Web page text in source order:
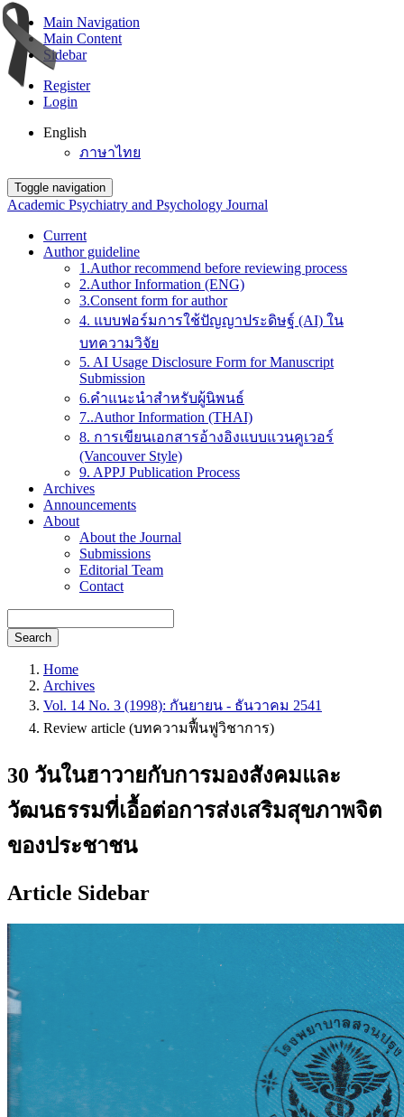
Main Navigation
Main Content
Sidebar
Register
Login
English
ภาษาไทย
Toggle navigation
Academic Psychiatry and Psychology Journal
Current
Author guideline
1.Author recommend before reviewing process
2.Author Information (ENG)
3.Consent form for author
4. แบบฟอร์มการใช้ปัญญาประดิษฐ์ (AI) ใน
บทความวิจัย
5. AI Usage Disclosure Form for Manuscript
Submission
6.คำแนะนำสำหรับผู้นิพนธ์
7..Author Information (THAI)
8. การเขียนเอกสารอ้างอิงแบบแวนคูเวอร์
(Vancouver Style)
9. APPJ Publication Process
Archives
Announcements
About
About the Journal
Submissions
Editorial Team
Contact
Search
Home
Archives
Vol. 14 No. 3 (1998): กันยายน - ธันวาคม 2541
Review article (บทความฟื้นฟูวิชาการ)
30 วันในฮาวายกับการมองสังคมและ
วัฒนธรรมที่เอื้อต่อการส่งเสริมสุขภาพจิต
ของประชาชน
Article Sidebar